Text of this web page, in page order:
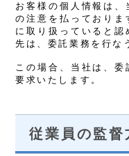
お客様の個人情報は
の注意を払っており
に取り扱っていると
先は、委託業務を行な
この場合、当社は、
要求いたします。
従業員の監督